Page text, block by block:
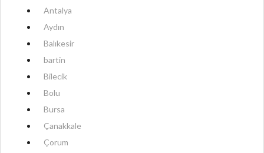
Antalya
Aydın
Balıkesir
bartin
Bilecik
Bolu
Bursa
Çanakkale
Çorum